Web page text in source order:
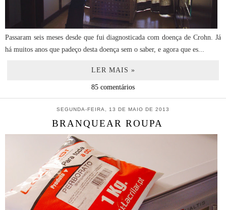
Passaram seis meses desde que fui diagnosticada com doença de Crohn. Já
há muitos anos que padeço desta doença sem o saber, e agora que es...
LER MAIS »
85 comentários
SEGUNDA-FEIRA, 13 DE MAIO DE 2013
BRANQUEAR ROUPA